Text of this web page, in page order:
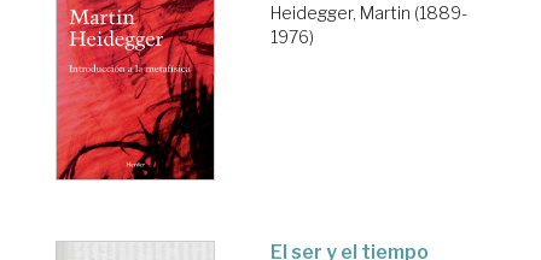
Heidegger, Martin (1889-
1976)
El ser y el tiempo